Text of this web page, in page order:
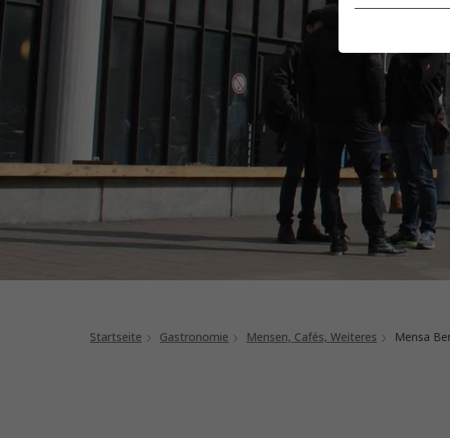
Startseite Gastronomie Mensen, Cafés, Weiteres Mensa